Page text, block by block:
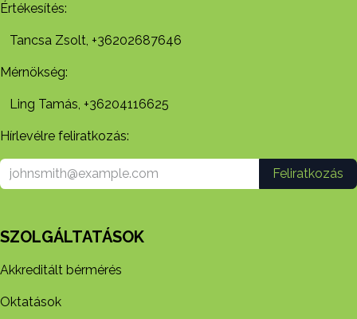
Értékesítés:
Tancsa Zsolt, +36202687646
Mérnökség:
Ling Tamás, +36204116625
Hírlevélre feliratkozás:
Feliratkozás
SZOLGÁLTATÁSOK
Akkreditált bérmérés
Oktatások